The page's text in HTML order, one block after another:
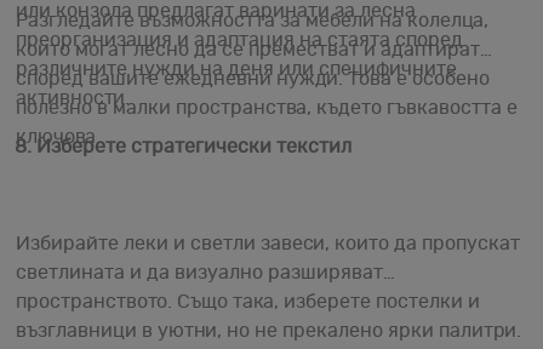
или конзола предлагат варинати за лесна
преорганизация и адаптация на стаята според
различните нужди на деня или специфичните
активности.
Разгледайте възможността за мебели на колелца,
които могат лесно да се преместват и адаптират
според вашите ежедневни нужди. Това е особено
полезно в малки пространства, където гъвкавостта е
ключова.
8. Изберете стратегически текстил
Избирайте леки и светли завеси, които да пропускат
светлината и да визуално разширяват
пространството. Също така, изберете постелки и
възглавници в уютни, но не прекалено ярки палитри.